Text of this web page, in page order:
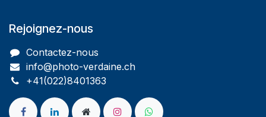
Rejoignez-nous
Contactez-nous
info@photo-verdaine.ch​
​​+41(022)8401363